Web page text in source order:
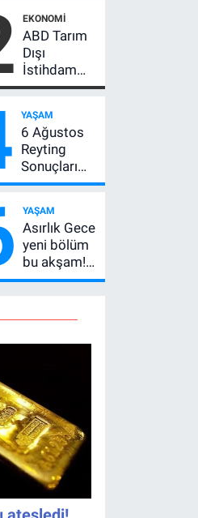
EKONOMI
ABD Tarım
Dışı
İstihdam
Verisi Altını
Etkiler? Çok
Basit
Anlatımla
Rehber
YAŞAM
6 Ağustos
Reyting
Sonuçları
Açıklandı!
Değiştirdi:
Muhtemel
Aşk,
MasterChef'i
Geride
YAŞAM
Asırlık Gece
yeni bölüm
bu akşam!
8. bölüm